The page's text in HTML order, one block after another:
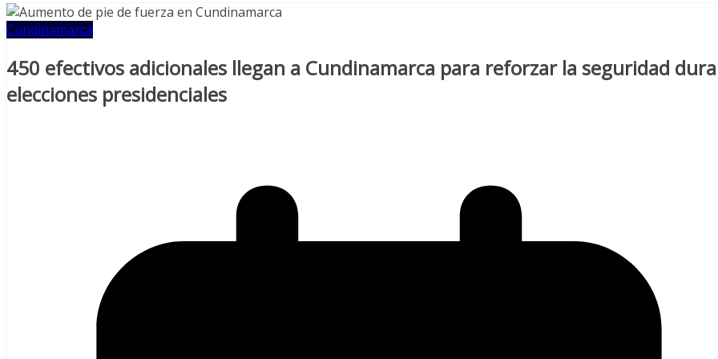
Cundinamarca
450 efectivos adicionales llegan a Cundinamarca para reforzar la seguridad
elecciones presidenciales